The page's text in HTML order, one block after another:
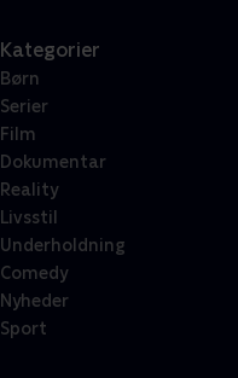
Kategorier
Børn
Serier
Film
Dokumentar
Reality
Livsstil
Underholdning
Comedy
Nyheder
Sport